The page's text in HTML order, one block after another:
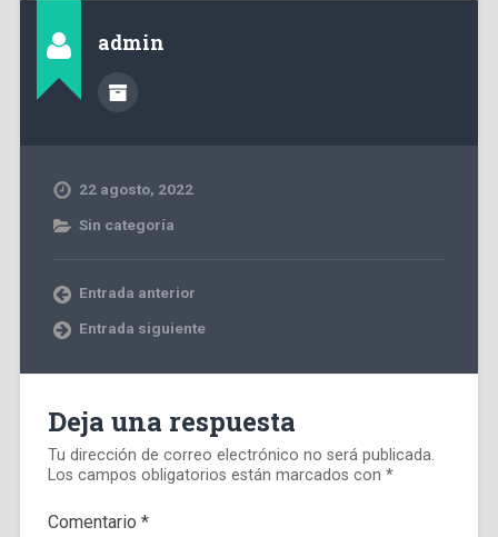
admin
22 agosto, 2022
Sin categoría
Entrada anterior
Entrada siguiente
Deja una respuesta
Tu dirección de correo electrónico no será publicada.
Los campos obligatorios están marcados con *
Comentario *